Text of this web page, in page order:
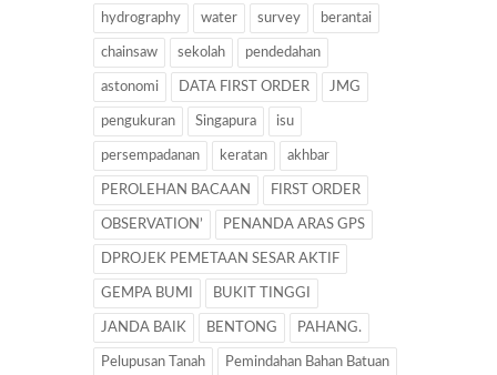
hydrography water survey berantai
chainsaw sekolah pendedahan
astonomi DATA FIRST ORDER JMG
pengukuran Singapura isu
persempadanan keratan akhbar
PEROLEHAN BACAAN FIRST ORDER
OBSERVATION’ PENANDA ARAS GPS
DPROJEK PEMETAAN SESAR AKTIF
GEMPA BUMI BUKIT TINGGI
JANDA BAIK BENTONG PAHANG.
Pelupusan Tanah Pemindahan Bahan Batuan